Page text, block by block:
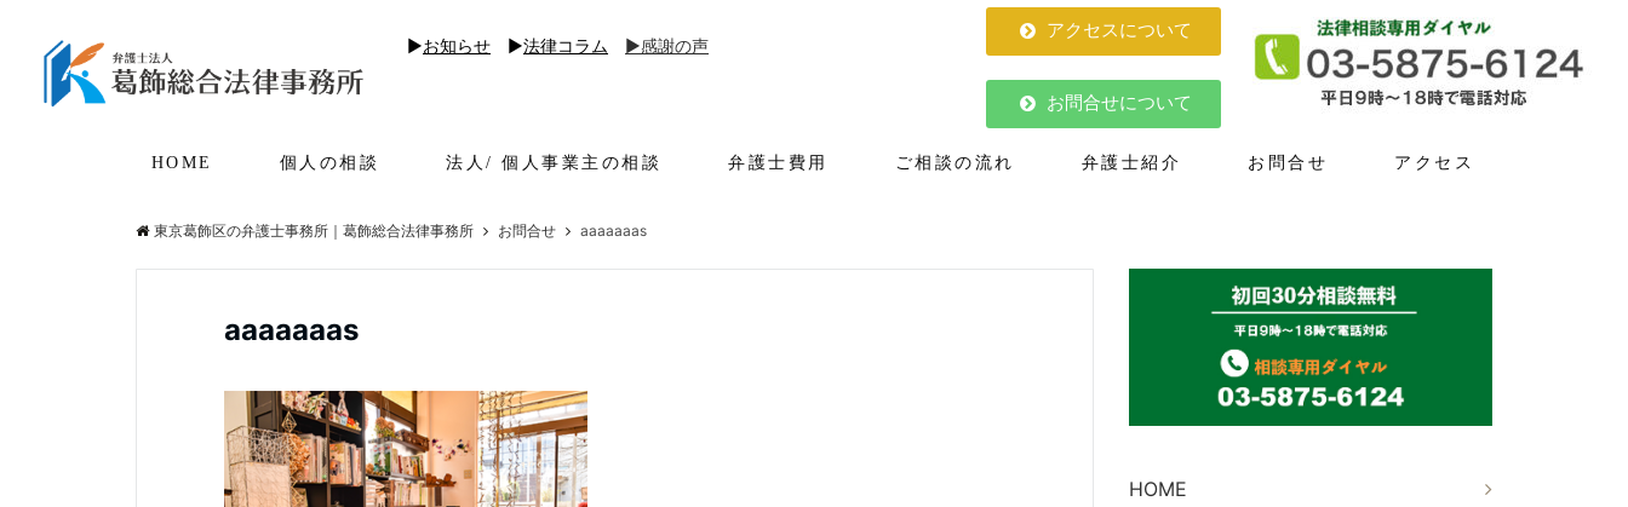
▶︎お知らせ ▶︎法律コラム ▶︎感謝の声
アクセスについて
お問合せについて
HOME 個人の相談 法人/ 個人事業主の相談 弁護士費用 ご相談の流れ 弁護士紹介 お問合せ アクセス
東京葛飾区の弁護士事務所｜葛飾総合法律事務所 お問合せ aaaaaaas
aaaaaaas
HOME